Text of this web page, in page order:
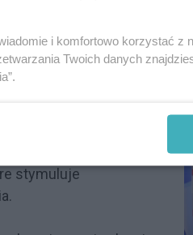
W trakcie
stymuluje
i komfortowo korzystać z
Twoich danych